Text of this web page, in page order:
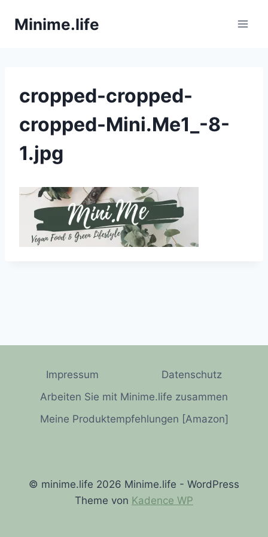
InhaltMinime.life
cropped-cropped-
cropped-Mini.Me1_-8-
1.jpg
Impressum
Datenschutz
Arbeiten Sie mit Minime.life zusammen
Meine Produktempfehlungen [Amazon]
© minime.life 2026 Minime.life - WordPress
Theme von Kadence WP